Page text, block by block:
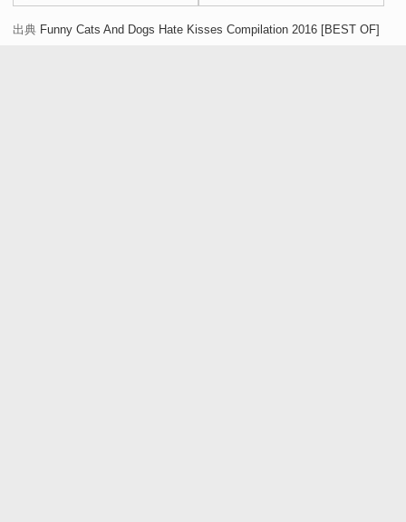
反応に「うらやましい…」
出典 Funny Cats And Dogs Hate Kisses Compilation 2016 [BEST OF]